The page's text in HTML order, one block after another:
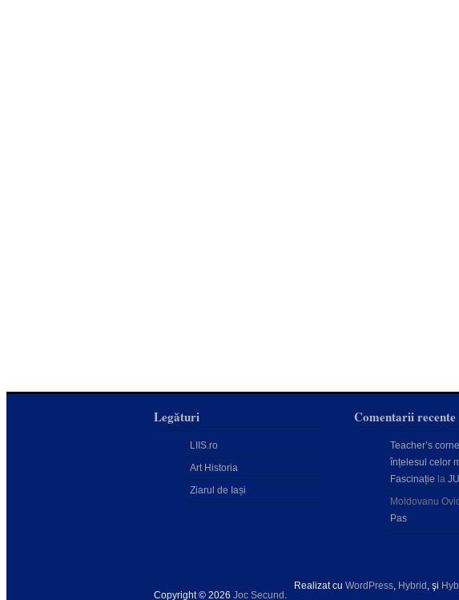
Legături
LIIS.ro
Art Historia
Ziarul de Iași
Comentarii recente
Teacher’s
înțelesul celor
Fascinație la
Moldovanu
Pas
Copyright © 2026 Joc Secund .
Realizat cu WordPress, Hybrid , şi